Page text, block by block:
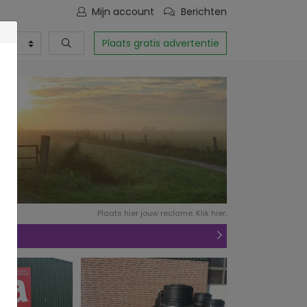
Berichten
Mijn account
Plaats gratis advertentie
Plaats hier jouw reclame. Klik hier.